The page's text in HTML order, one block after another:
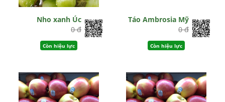
Nho xanh Úc
0 đ
Còn hiệu lực
Táo Ambrosia Mỹ
0 đ
Còn hiệu lực